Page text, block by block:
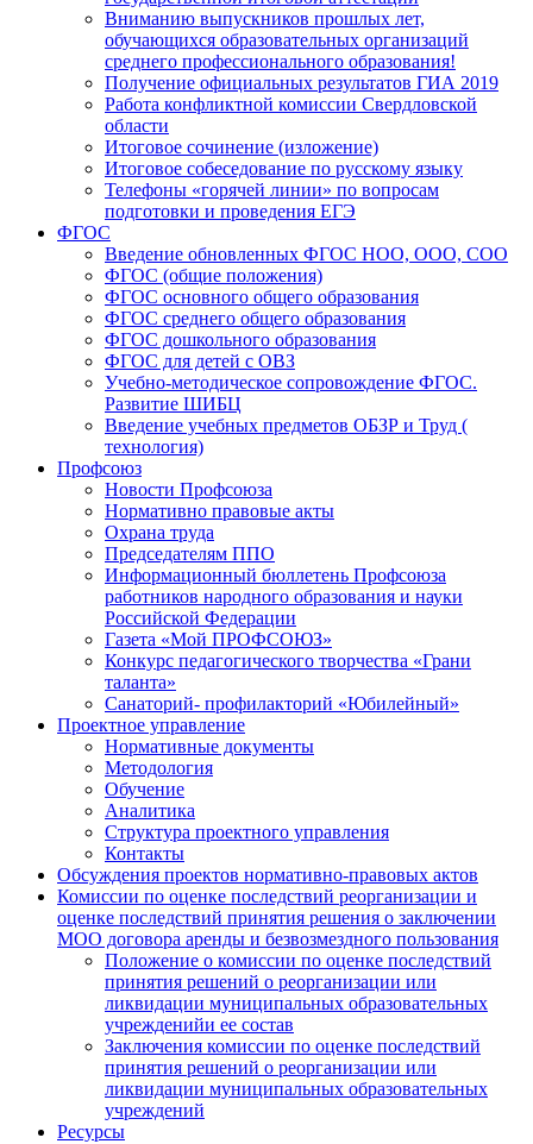
Вниманию выпускников прошлых лет,
обучающихся образовательных организаций
среднего профессионального образования!
Получение официальных результатов ГИА 2019
Работа конфликтной комиссии Свердловской
области
Итоговое сочинение (изложение)
Итоговое собеседование по русскому языку
Телефоны «горячей линии» по вопросам
подготовки и проведения ЕГЭ
ФГОС
Введение обновленных ФГОС НОО, ООО, СОО
ФГОС (общие положения)
ФГОС основного общего образования
ФГОС среднего общего образования
ФГОС дошкольного образования
ФГОС для детей с ОВЗ
Учебно-методическое сопровождение ФГОС.
Развитие ШИБЦ
Введение учебных предметов ОБЗР и Труд (
технология)
Профсоюз
Новости Профсоюза
Нормативно правовые акты
Охрана труда
Председателям ППО
Информационный бюллетень Профсоюза
работников народного образования и науки
Российской Федерации
Газета «Мой ПРОФСОЮЗ»
Конкурс педагогического творчества «Грани
таланта»
Санаторий- профилакторий «Юбилейный»
Проектное управление
Нормативные документы
Методология
Обучение
Аналитика
Структура проектного управления
Контакты
Обсуждения проектов нормативно-правовых актов
Комиссии по оценке последствий реорганизации и
оценке последствий принятия решения о заключении
МОО договора аренды и безвозмездного пользования
Положение о комиссии по оценке последствий
принятия решений о реорганизации или
ликвидации муниципальных образовательных
учрежденийи ее состав
Заключения комиссии по оценке последствий
принятия решений о реорганизации или
ликвидации муниципальных образовательных
учреждений
Ресурсы